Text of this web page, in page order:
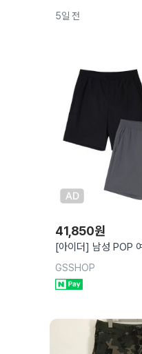
5일 전
41,850원
[아이더] 남성 POP
팬츠 반바지
GSSHOP